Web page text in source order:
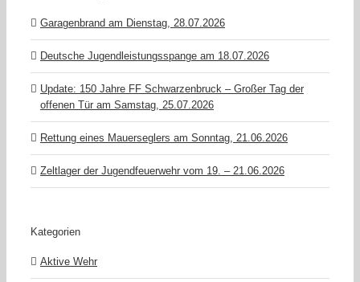
Garagenbrand am Dienstag, 28.07.2026
Deutsche Jugendleistungsspange am 18.07.2026
Update: 150 Jahre FF Schwarzenbruck – Großer Tag der
offenen Tür am Samstag, 25.07.2026
Rettung eines Mauerseglers am Sonntag, 21.06.2026
Zeltlager der Jugendfeuerwehr vom 19. – 21.06.2026
Kategorien
Aktive Wehr